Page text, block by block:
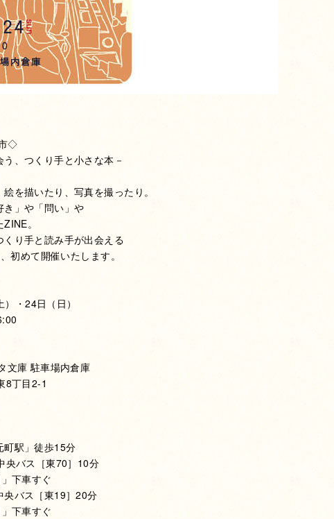
◇
う、つくり手と小さな本－
を描いたり、写真を撮ったり。
」や「問い」や
。
り手と読み手が出会える
初めて開催いたします。
・24日（日）
文庫 駐車場内倉庫
8丁目2-1
町駅」徒歩15分
央バス［東70］10分
下車すぐ
央バス［東19］20分
下車すぐ